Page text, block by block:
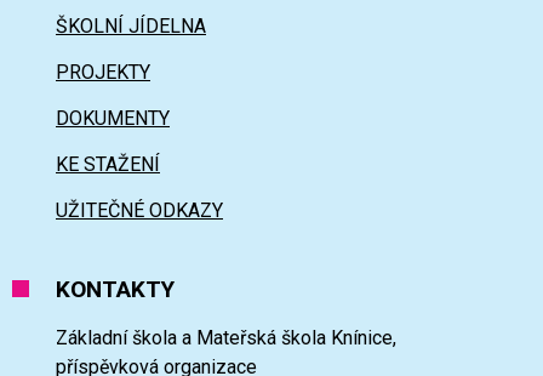
ŠKOLNÍ JÍDELNA
PROJEKTY
DOKUMENTY
KE STAŽENÍ
UŽITEČNÉ ODKAZY
KONTAKTY
Základní škola a Mateřská škola Knínice,
příspěvková organizace